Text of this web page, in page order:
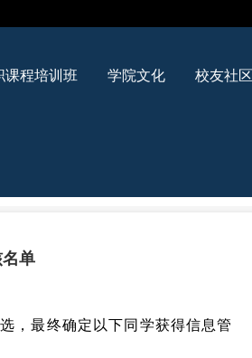
课程培训班 学院文化 校友社区
单
，最终确定以下同学获得信息管